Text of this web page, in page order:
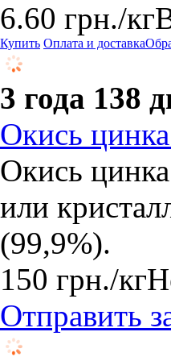
6.60 грн./кг
Купить Оплата и доставка
3 года 138
Окись
Окись
или
(99,9%).
150 грн./кг
Отправить